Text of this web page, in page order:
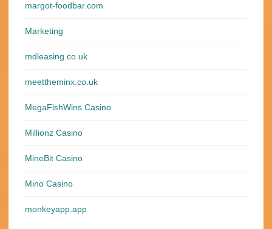
margot-foodbar.com
Marketing
mdleasing.co.uk
meettheminx.co.uk
MegaFishWins Casino
Millionz Casino
MineBit Casino
Mino Casino
monkeyapp.app